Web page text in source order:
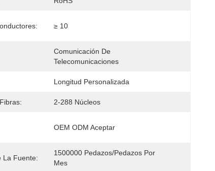
≥ 10
Comunicación De
Telecomunicaciones
Longitud Personalizada
2-288 Núcleos
OEM ODM Aceptar
La Fuente:
1500000 Pedazos/pedazos Por
Mes